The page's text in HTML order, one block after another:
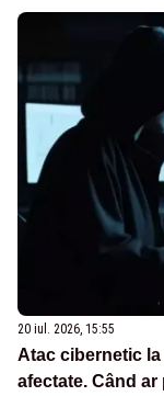
20 iul. 2026, 15:55
Atac cibernetic
afectate. Când